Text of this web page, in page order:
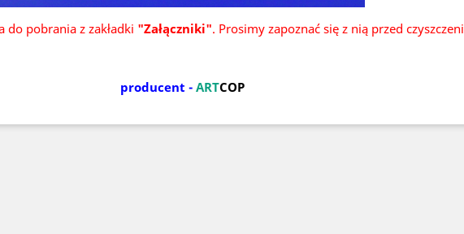
pobrania z zakładki "Załączniki". Prosimy zapoznać się z nią przed
producent - ARTCOP